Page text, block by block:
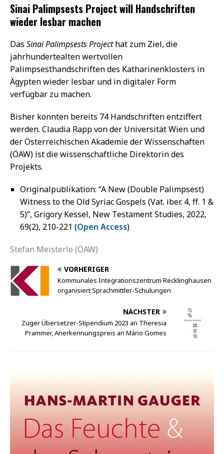
Sinai Palimpsests Project will Handschriften
wieder lesbar machen
Das Sinai Palimpsests Projecthat zum Ziel, die
jahrhundertealten wertvollen
Palimpsesthandschriften des Katharinenklosters in
Ägypten wieder lesbar und in digitaler Form
verfügbar zu machen.
Bisher konnten bereits 74 Handschriften entziffert
werden. Claudia Rapp von der Universität Wien und
der Österreichischen Akademie der Wissenschaften
(ÖAW) ist die wissenschaftliche Direktorin des
Projekts.
Originalpublikation: “A New (Double Palimpsest)
Witness to the Old Syriac Gospels (Vat. iber. 4, ff. 1 &
5)“, Grigory Kessel, New Testament Studies, 2022,
69(2), 210-221 (Open Access)
Stefan Meisterle (ÖAW)
VORHERIGER
Kommunales Integrationszentrum Recklinghausen
organisiert Sprachmittler-Schulungen
NÄCHSTER
Zuger Übersetzer-Stipendium 2023 an Theresia
Prammer, Anerkennungspreis an Mário Gomes